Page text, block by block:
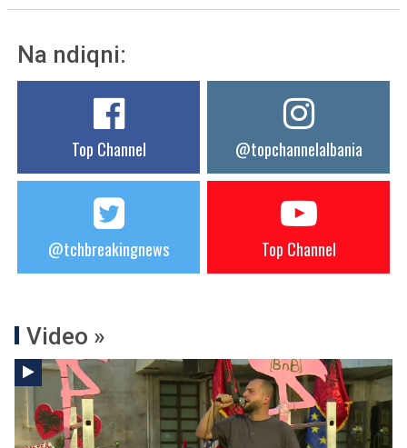
Na ndiqni:
Top Channel @topchannelalbania
@tchbreakingnews Top Channel
Video »